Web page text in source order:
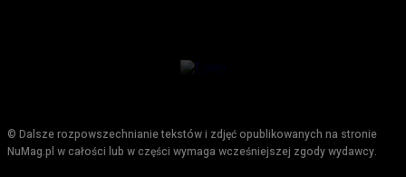
© Dalsze rozpowszechnianie tekstów i zdjęć opublikowanych na stronie
NuMag.pl w całości lub w części wymaga wcześniejszej zgody wydawcy.